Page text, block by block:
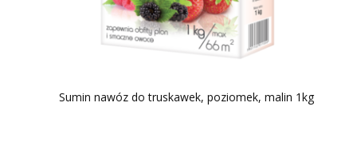
Sumin nawóz do truskawek, poziomek, malin 1kg